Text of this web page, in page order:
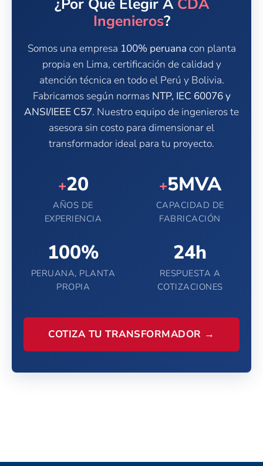
Ingenieros?
Somos una empresa 100% peruana con planta
propia en Lima, certificación de calidad y
atención técnica en todo el Perú y Bolivia.
Fabricamos según normas NTP, IEC 60076 y
ANSI/IEEE C57. Nuestro equipo de ingenieros te
asesora sin costo para dimensionar el
transformador ideal para tu proyecto.
+20
AÑOS DE
EXPERIENCIA
+5MVA
CAPACIDAD DE
FABRICACIÓN
100%
PERUANA, PLANTA
PROPIA
24h
RESPUESTA A
COTIZACIONES
COTIZA TU TRANSFORMADOR →